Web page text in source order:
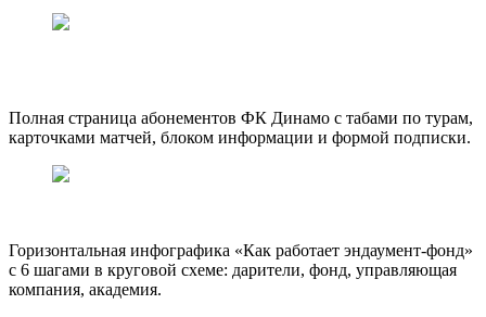
Полная страница абонементов ФК Динамо с табами по турам,
карточками матчей, блоком информации и формой подписки.
Горизонтальная инфографика «Как работает эндаумент-фонд»
с 6 шагами в круговой схеме: дарители, фонд, управляющая
компания, академия.